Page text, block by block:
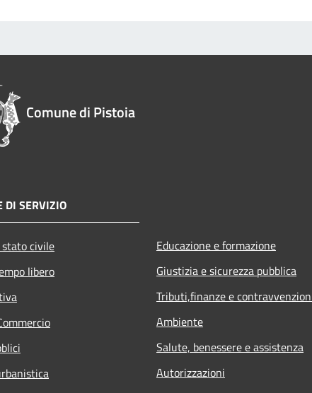
Comune di Pistoia
DI SERVIZIO
civile
libero
Educazione e formazione
Giustizia e sicurezza pubblica
Tributi,finanze e
Ambiente
Salute, benessere e assistenza
Autorizzazioni